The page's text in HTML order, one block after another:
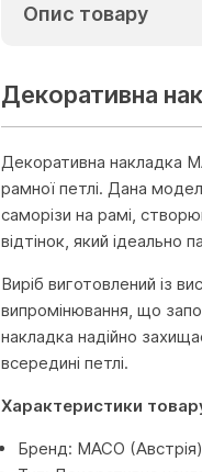
Опис товару
Декоративна
Декоративна накладка
рамної петлі. Дана
саморізи на рамі,
відтінок, який ідеально
Виріб виготовлений із
випромінювання, що
накладка надійно
всередині петлі.
Характеристики
Бренд: MACO (Австрія)